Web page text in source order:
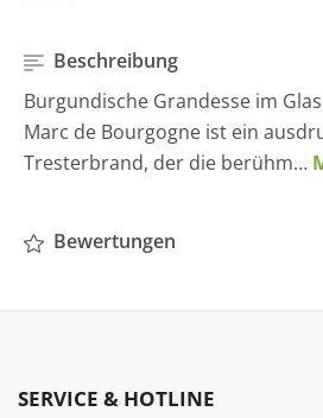
Beschreibung
Burgundische Grandesse im
Marc de Bourgogne ist ein
Tresterbrand, der die berühm…
Bewertungen
SERVICE & HOTLINE